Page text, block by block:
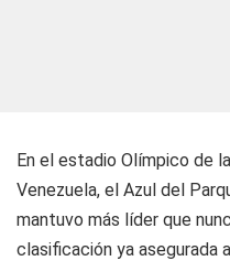
En el estadio Olímpico de
Venezuela, el Azul del
mantuvo más líder que
clasificación ya asegurada